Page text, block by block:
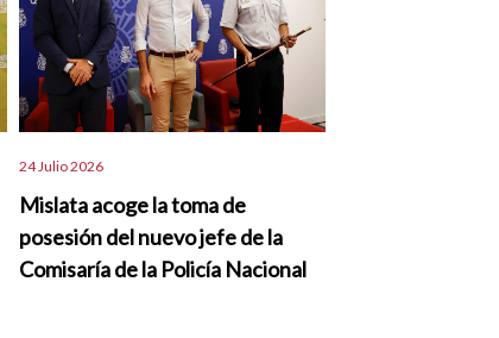
24 Julio 2026
Mislata acoge la toma de
posesión del nuevo jefe de la
Comisaría de la Policía Nacional